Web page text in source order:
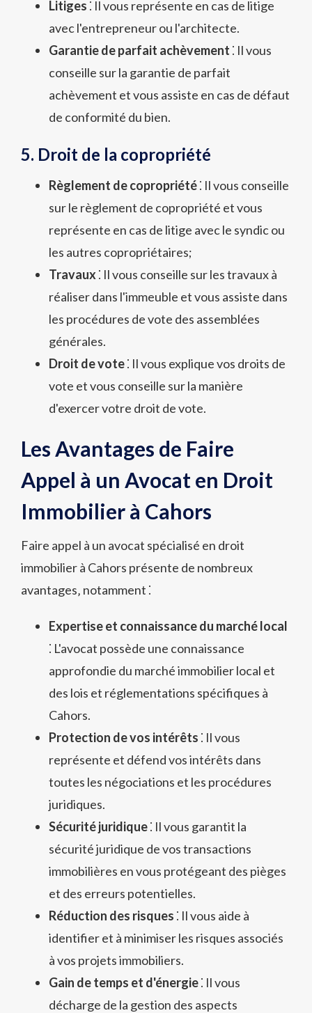
Litiges ⁚ Il vous représente en cas de litige
avec l'entrepreneur ou l'architecte.
Garantie de parfait achèvement ⁚ Il vous
conseille sur la garantie de parfait
achèvement et vous assiste en cas de défaut
de conformité du bien.
5. Droit de la copropriété
Règlement de copropriété⁚ Il vous conseille
sur le règlement de copropriété et vous
représente en cas de litige avec le syndic ou
les autres copropriétaires;
Travaux ⁚ Il vous conseille sur les travaux à
réaliser dans l'immeuble et vous assiste dans
les procédures de vote des assemblées
générales.
Droit de vote⁚ Il vous explique vos droits de
vote et vous conseille sur la manière
d'exercer votre droit de vote.
Les Avantages de Faire
Appel à un Avocat en Droit
Immobilier à Cahors
Faire appel à un avocat spécialisé en droit
immobilier à Cahors présente de nombreux
avantages‚ notamment ⁚
Expertise et connaissance du marché local
⁚ L'avocat possède une connaissance
approfondie du marché immobilier local et
des lois et réglementations spécifiques à
Cahors.
Protection de vos intérêts ⁚ Il vous
représente et défend vos intérêts dans
toutes les négociations et les procédures
juridiques.
Sécurité juridique⁚ Il vous garantit la
sécurité juridique de vos transactions
immobilières en vous protégeant des pièges
et des erreurs potentielles.
Réduction des risques ⁚ Il vous aide à
identifier et à minimiser les risques associés
à vos projets immobiliers.
Gain de temps et d'énergie⁚ Il vous
décharge de la gestion des aspects